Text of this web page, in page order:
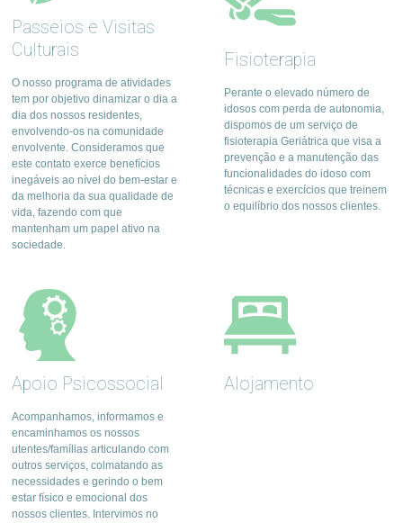
Passeios e Visitas
Culturais
O nosso programa de atividades
tem por objetivo dinamizar o dia a
dia dos nossos residentes,
envolvendo-os na comunidade
envolvente. Consideramos que
este contato exerce benefícios
inegáveis ao nível do bem-estar e
da melhoria da sua qualidade de
vida, fazendo com que
mantenham um papel ativo na
sociedade.
Fisioterapia
Perante o elevado número de
idosos com perda de autonomia,
dispomos de um serviço de
fisioterapia Geriátrica que visa a
prevenção e a manutenção das
funcionalidades do idoso com
técnicas e exercícios que treinem
o equilíbrio dos nossos clientes.
Apoio Psicossocial
Acompanhamos, informamos e
encaminhamos os nossos
utentes/famílias articulando com
outros serviços, colmatando as
necessidades e gerindo o bem
estar físico e emocional dos
nossos clientes. Intervimos no
Alojamento